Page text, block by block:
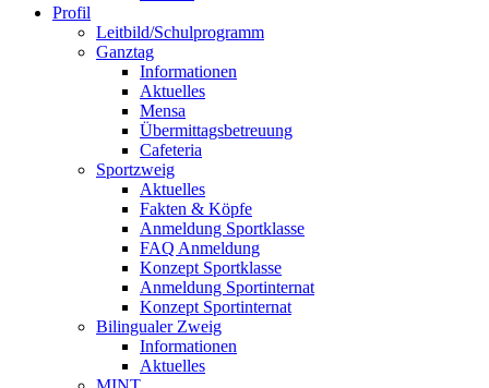
Profil
Leitbild/Schulprogramm
Ganztag
Informationen
Aktuelles
Mensa
Übermittagsbetreuung
Cafeteria
Sportzweig
Aktuelles
Fakten & Köpfe
Anmeldung Sportklasse
FAQ Anmeldung
Konzept Sportklasse
Anmeldung Sportinternat
Konzept Sportinternat
Bilingualer Zweig
Informationen
Aktuelles